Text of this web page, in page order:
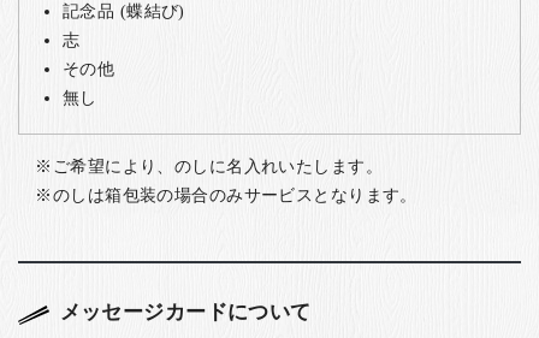
記念品 (蝶結び)
志
その他
無し
ご希望により、のしに名入れいたします。
のしは箱包装の場合のみサービスとなります。
メッセージカードについて